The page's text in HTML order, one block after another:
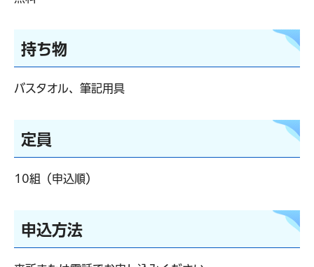
持ち物
バスタオル、筆記用具
定員
10組（申込順）
申込方法